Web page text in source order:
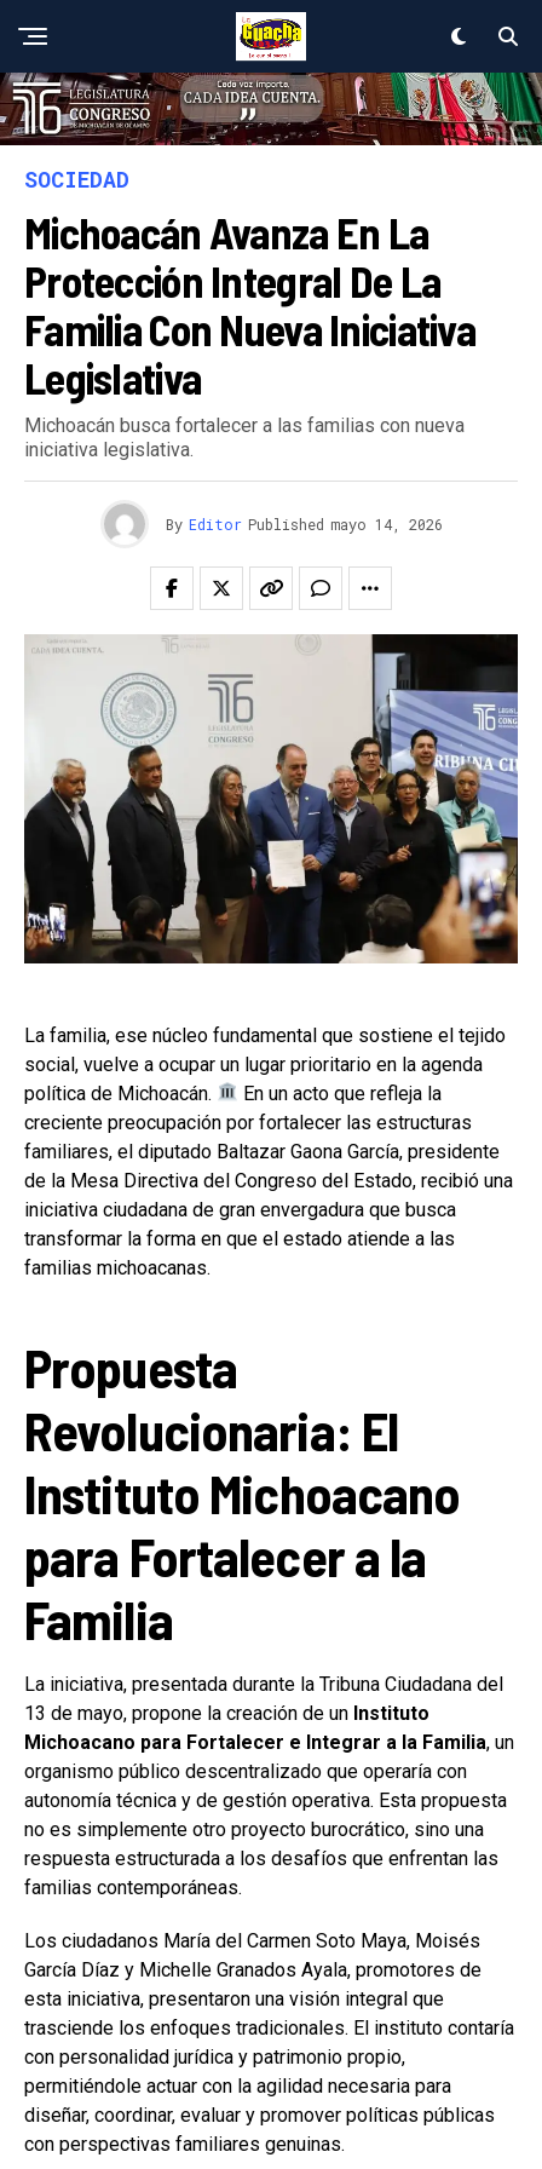
SOCIEDAD
Michoacán Avanza En La
Protección Integral De La
Familia Con Nueva Iniciativa
Legislativa
Michoacán busca fortalecer a las familias con nueva
iniciativa legislativa.
By Editor Published mayo 14, 2026
La familia, ese núcleo fundamental que sostiene el tejido
social, vuelve a ocupar un lugar prioritario en la agenda
política de Michoacán.
En un acto que refleja la
creciente preocupación por fortalecer las estructuras
familiares, el diputado Baltazar Gaona García, presidente
de la Mesa Directiva del Congreso del Estado, recibió una
iniciativa ciudadana de gran envergadura que busca
transformar la forma en que el estado atiende a las
familias michoacanas.
Propuesta
Revolucionaria: El
Instituto Michoacano
para Fortalecer a la
Familia
La iniciativa, presentada durante la Tribuna Ciudadana del
13 de mayo, propone la creación de un Instituto
Michoacano para Fortalecer e Integrar a la Familia, un
organismo público descentralizado que operaría con
autonomía técnica y de gestión operativa. Esta propuesta
no es simplemente otro proyecto burocrático, sino una
respuesta estructurada a los desafíos que enfrentan las
familias contemporáneas.
Los ciudadanos María del Carmen Soto Maya, Moisés
García Díaz y Michelle Granados Ayala, promotores de
esta iniciativa, presentaron una visión integral que
trasciende los enfoques tradicionales. El instituto contaría
con personalidad jurídica y patrimonio propio,
permitiéndole actuar con la agilidad necesaria para
diseñar, coordinar, evaluar y promover políticas públicas
con perspectivas familiares genuinas.